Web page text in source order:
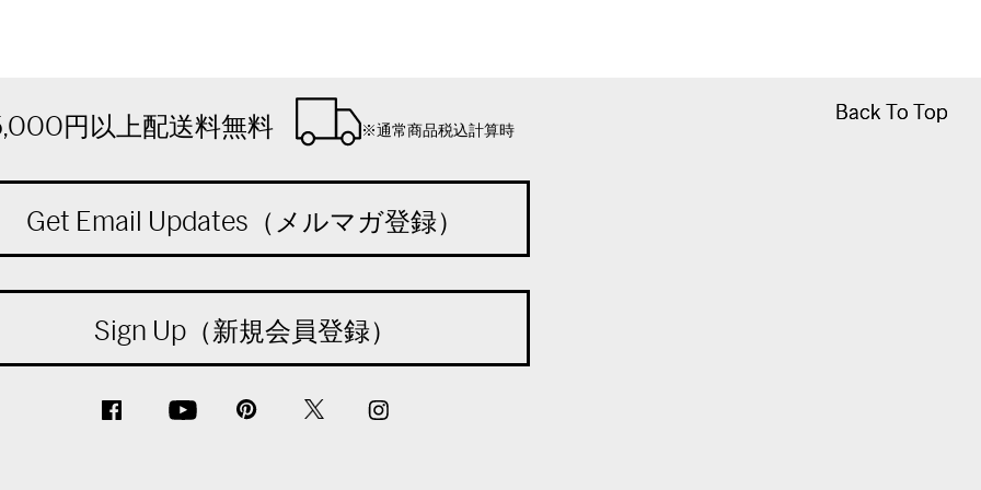
Back To Top
Back To Top
円以上配送料無料 ※通常商品税込計算時
Get Email Updates（メルマガ登録）
Sign Up（新規会員登録）